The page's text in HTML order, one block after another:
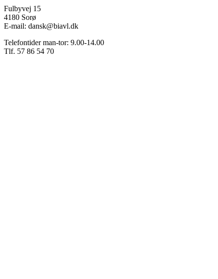
Fulbyvej 15
4180 Sorø
E-mail: dansk@biavl.dk
Telefontider man-tor: 9.00-14.00
Tlf. 57 86 54 70